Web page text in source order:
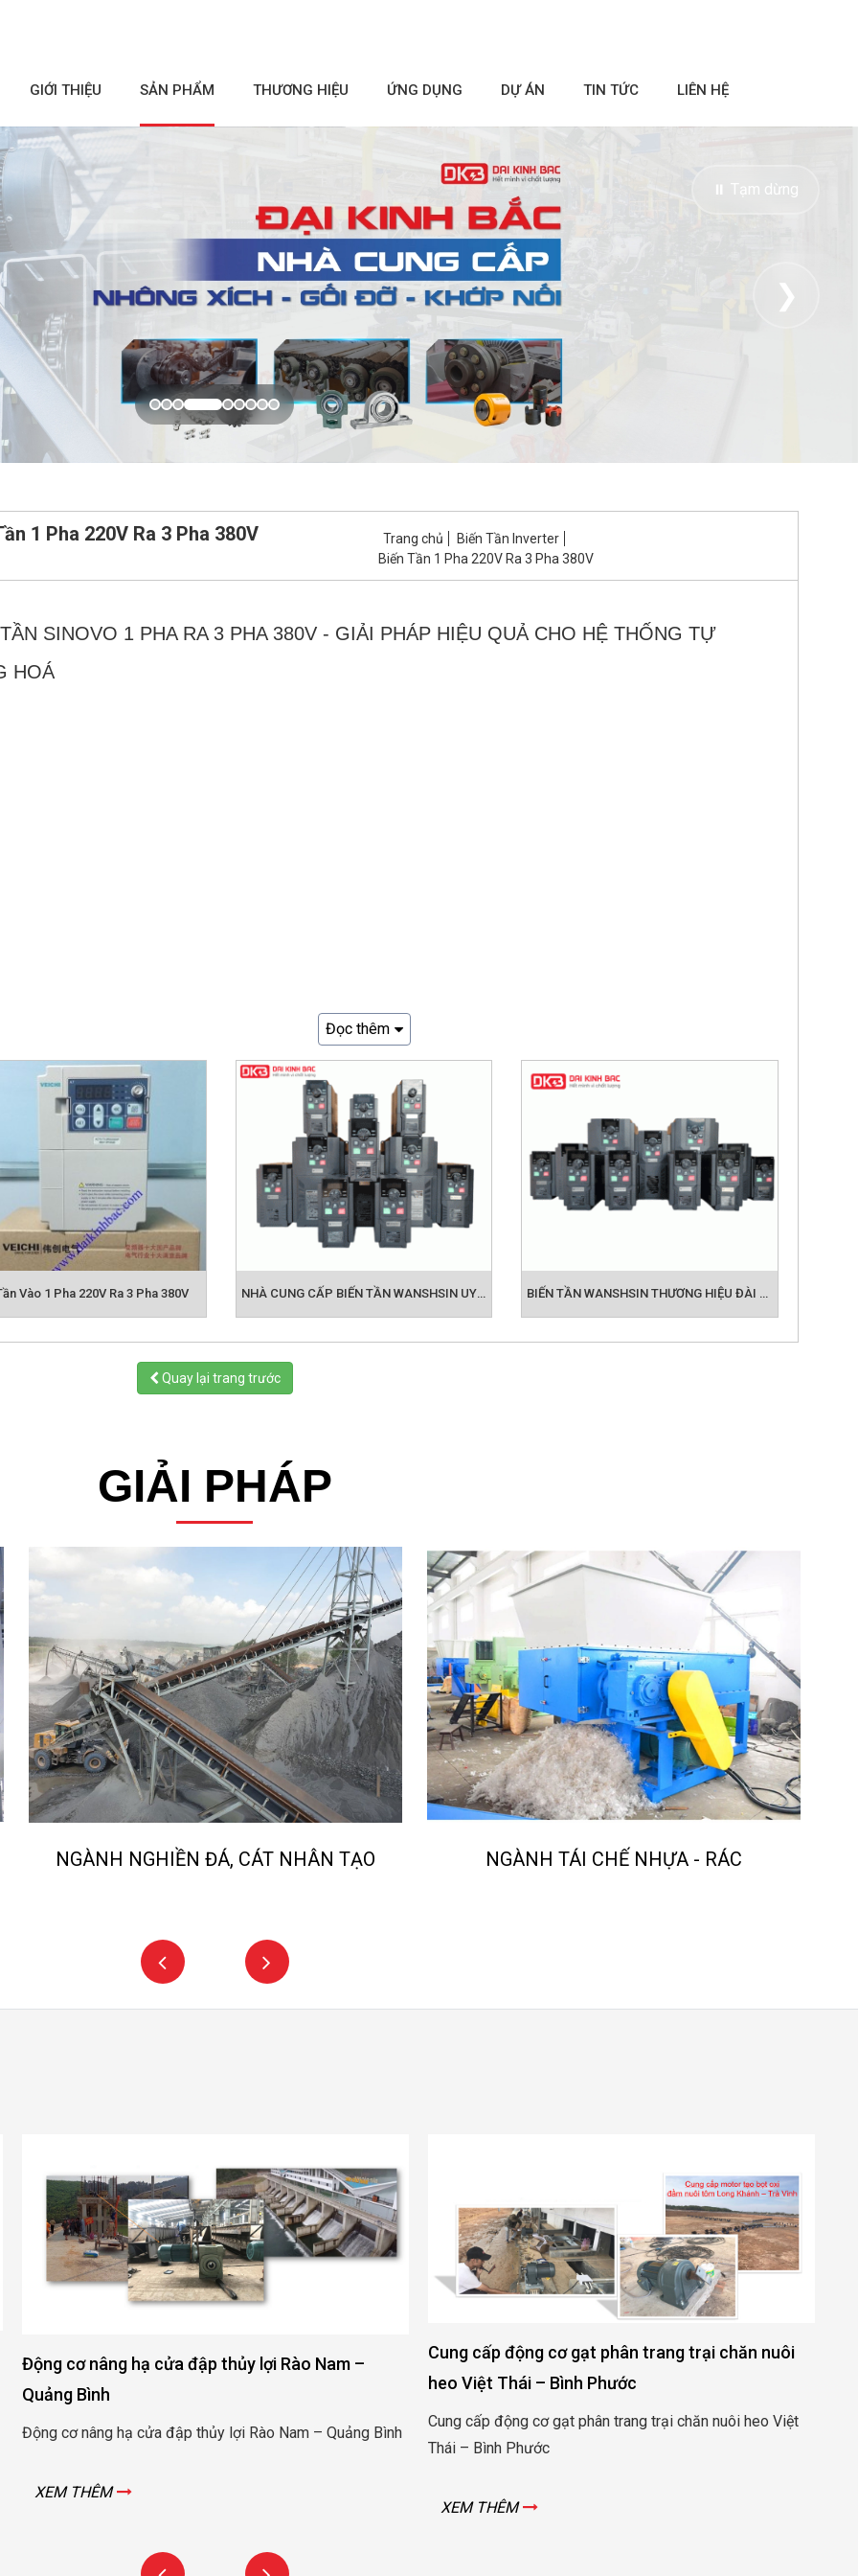
GIỚI THIỆU SẢN PHẨM THƯƠNG HIỆU ỨNG DỤNG DỰ ÁN TIN TỨC LIÊN HỆ
❯
⏸ Tạm dừng
1 Pha 220V Ra 3 Pha 380V Trang chủ
Biến Tần Inverter
Biến Tần 1 Pha 220V Ra 3 Pha 380V
SINOVO 1 PHA RA 3 PHA 380V - GIẢI PHÁP HIỆU QUẢ CHO HỆ THỐNG TỰ
HOÁ
Đọc thêm
Vào 1 Pha 220V Ra 3 Pha 380V NHÀ CUNG CẤP BIẾN TẦN WANSHSIN UY TÍN BIẾN TẦN WANSHSIN THƯƠNG HIỆU ĐÀI LOAN
Quay lại trang trước
GIẢI PHÁP
NGHIỀN ĐÁ, CÁT NHÂN TẠO NGÀNH TÁI CHẾ NHỰA - RÁC
nâng hạ cửa đập thủy lợi Rào Nam –
hạ cửa đập thủy lợi Rào Nam – Quảng Bình
Cung cấp động cơ gạt phân trang trại chăn nuôi
heo Việt Thái – Bình Phước
Cung cấp động cơ gạt phân trang trại chăn nuôi heo Việt
Thái – Bình Phước
Cung cấp
Cung cấp